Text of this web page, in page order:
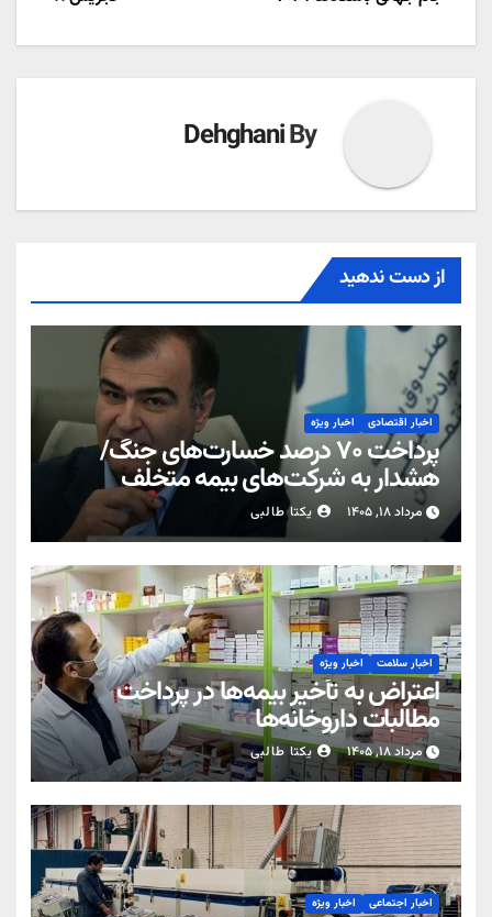
نوشته
By
Dehghani
از دست ندهید
اخبار اقتصادی اخبار ویژه
پرداخت ۷۰ درصد خسارت‌های جنگ/
هشدار به شرکت‌های بیمه متخلف
مرداد ۱۸, ۱۴۰۵ یکتا طالبی
اخبار سلامت اخبار ویژه
اعتراض به تأخیر بیمه‌ها در پرداخت
مطالبات داروخانه‌ها
مرداد ۱۸, ۱۴۰۵ یکتا طالبی
اخبار اجتماعی اخبار ویژه